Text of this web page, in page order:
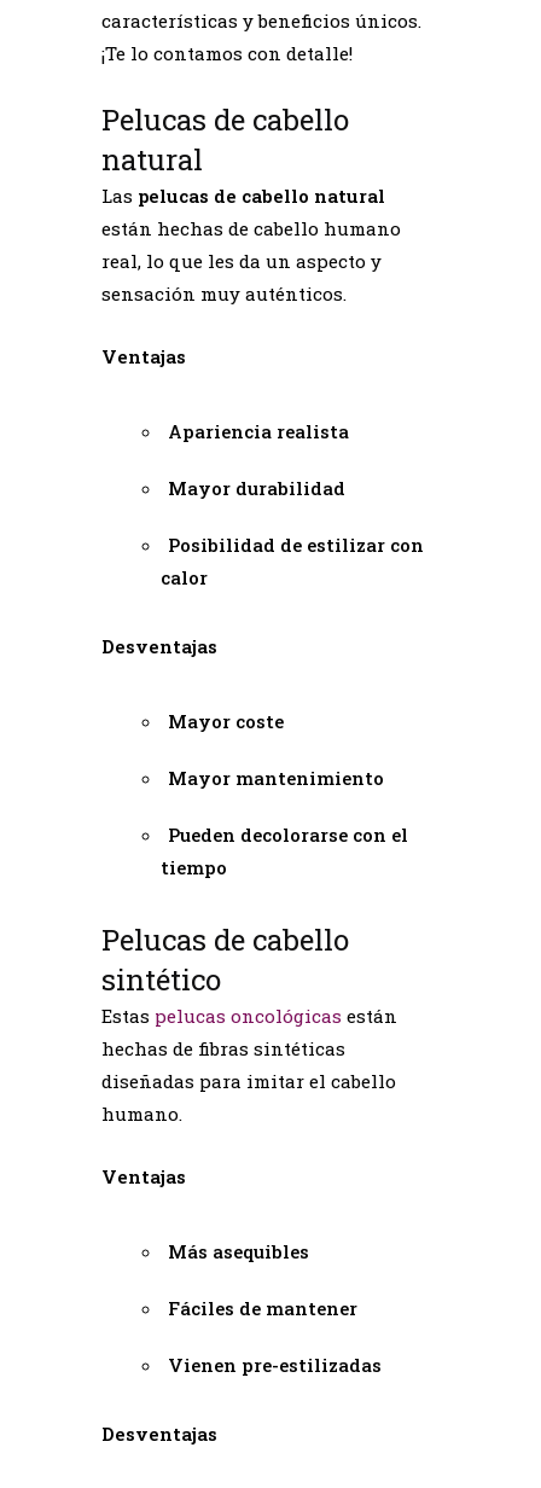
características y beneficios únicos.
¡Te lo contamos con detalle!
Pelucas de cabello
natural
Las pelucas de cabello natural
están hechas de cabello humano
real, lo que les da un aspecto y
sensación muy auténticos.
Ventajas
Apariencia realista
Mayor durabilidad
Posibilidad de estilizar con
calor
Desventajas
Mayor coste
Mayor mantenimiento
Pueden decolorarse con el
tiempo
Pelucas de cabello
sintético
Estas pelucas oncológicas están
hechas de fibras sintéticas
diseñadas para imitar el cabello
humano.
Ventajas
Más asequibles
Fáciles de mantener
Vienen pre-estilizadas
Desventajas